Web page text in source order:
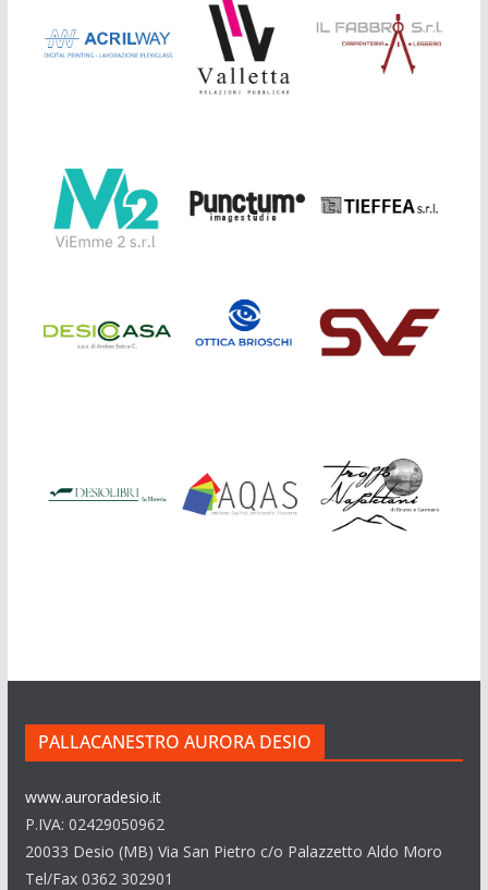
PALLACANESTRO AURORA DESIO
www.auroradesio.it
P.IVA: 02429050962
20033 Desio (MB) Via San Pietro c/o Palazzetto Aldo Moro
Tel/Fax 0362 302901